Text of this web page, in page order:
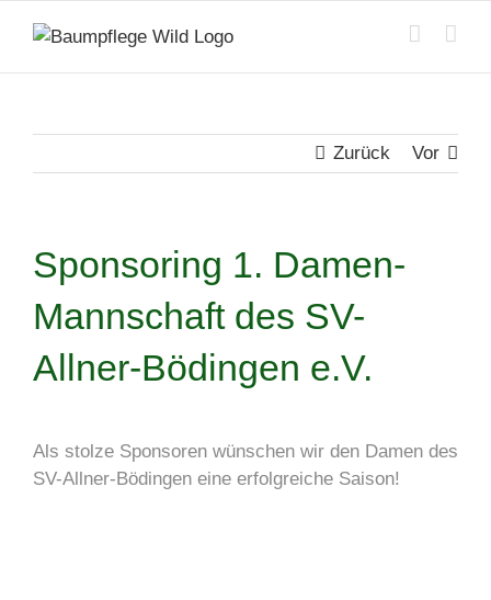
Inhalt
springen
Zurück Vor
Sponsoring 1. Damen-
Mannschaft des SV-
Allner-Bödingen e.V.
Als stolze Sponsoren wünschen wir den Damen des
SV-Allner-Bödingen eine erfolgreiche Saison!